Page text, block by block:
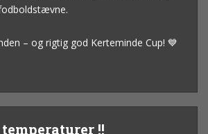
– og rigtig god Kerteminde Cup! 💙
!!